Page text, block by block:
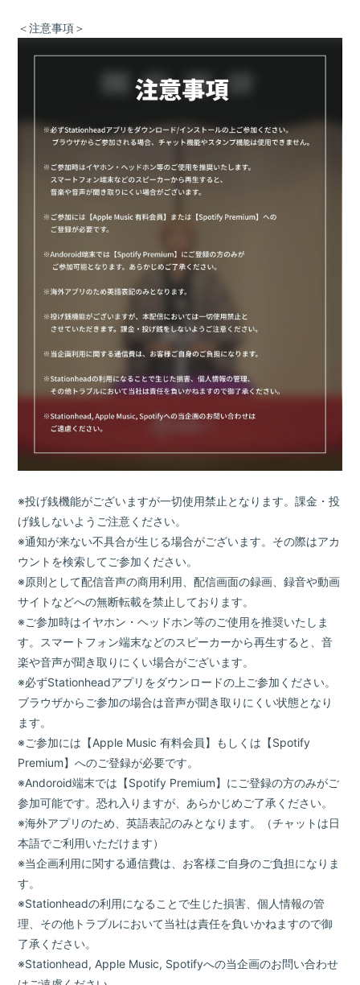
＜注意事項＞
※投げ銭機能がございますが一切使用禁止となります。課金・投
げ銭しないようご注意ください。
※通知が来ない不具合が生じる場合がございます。その際はアカ
ウントを検索してご参加ください。
※原則として配信音声の商用利用、配信画面の録画、録音や動画
サイトなどへの無断転載を禁止しております。
※ご参加時はイヤホン・ヘッドホン等のご使用を推奨いたしま
す。スマートフォン端末などのスピーカーから再生すると、音
楽や音声が聞き取りにくい場合がございます。
※必ずStationheadアプリをダウンロードの上ご参加ください。
ブラウザからご参加の場合は音声が聞き取りにくい状態となり
ます。
※ご参加には【Apple Music 有料会員】もしくは【Spotify
Premium】へのご登録が必要です。
※Andoroid端末では【Spotify Premium】にご登録の方のみがご
参加可能です。恐れ入りますが、あらかじめご了承ください。
※海外アプリのため、英語表記のみとなります。（チャットは日
本語でご利用いただけます）
※当企画利用に関する通信費は、お客様ご自身のご負担になりま
す。
※Stationheadの利用になることで生じた損害、個人情報の管
理、その他トラブルにおいて当社は責任を負いかねますので御
了承ください。
※Stationhead, Apple Music, Spotifyへの当企画のお問い合わせ